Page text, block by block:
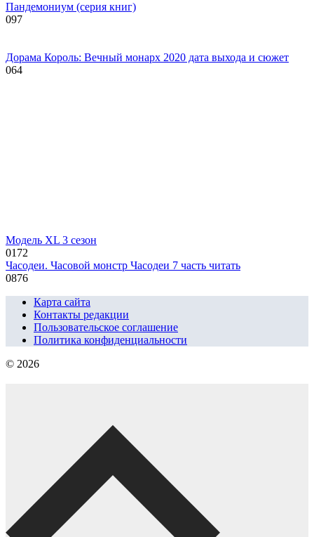
Пандемониум (серия книг)
097
Дорама Король: Вечный монарх 2020 дата выхода и сюжет
064
Модель XL 3 сезон
0172
Часодеи. Часовой монстр Часодеи 7 часть читать
0876
Карта сайта
Контакты редакции
Пользовательское соглашение
Политика конфиденциальности
© 2026